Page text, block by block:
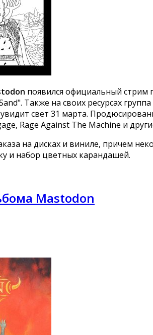
появился официальный стрим
Также на своих ресурсах
свет 31 марта.
Rage Against The Machine и
на дисках и виниле, причем
и набор цветных карандашей.
Mastodon